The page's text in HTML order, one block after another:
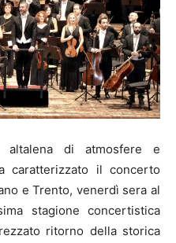
altalena di atmosfere e
caratterizzato il concerto
e Trento, venerdì sera al
stagione concertistica
ritorno della storica